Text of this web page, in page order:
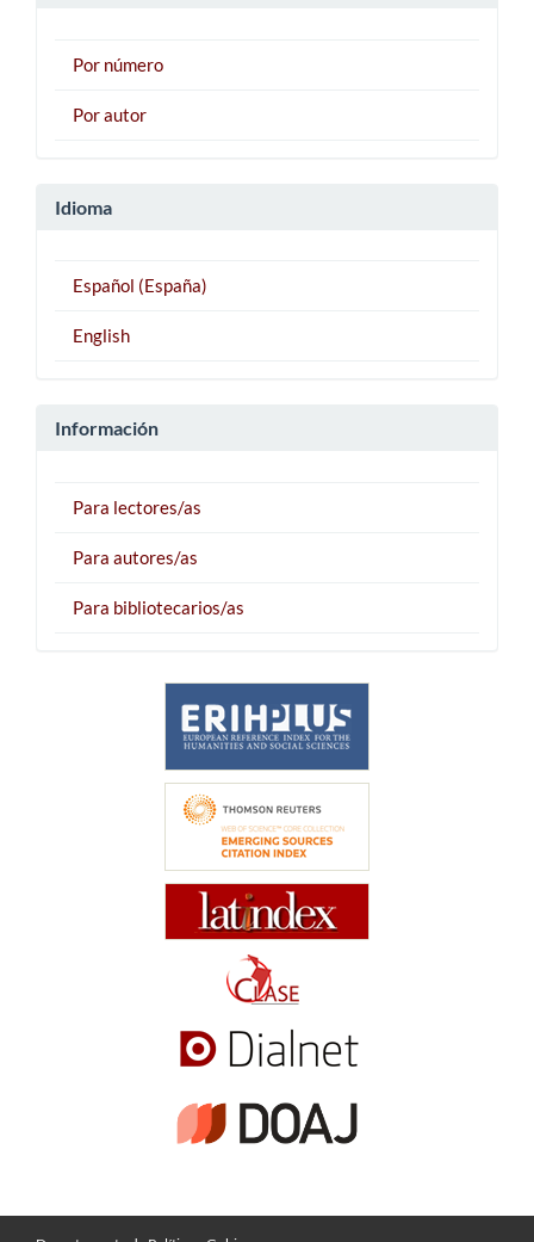
Por número
Por autor
Idioma
Español (España)
English
Información
Para lectores/as
Para autores/as
Para bibliotecarios/as